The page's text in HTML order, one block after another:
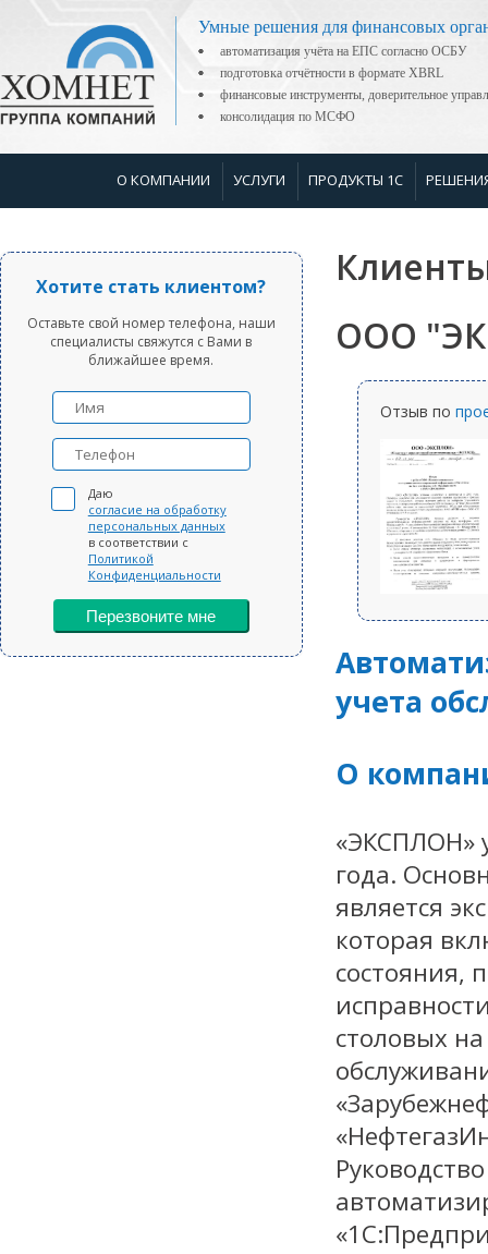
Умные решения для финансовых
автоматизация учёта на ЕПС согласно ОСБУ
подготовка отчётности в формате XBRL
финансовые инструменты, доверительное
консолидация по МСФО
О КОМПАНИИ УСЛУГИ ПРОДУКТЫ 1С
Хотите стать клиентом?
Оставьте свой номер телефона, наши
специалисты свяжутся с Вами в
ближайшее время.
Даю
согласие на обработку
персональных данных
в соответствии с
Политикой
Конфиденциальности
Перезвоните мне
ООО
Отзыв по
учета
О
«ЭКСПЛОН»
года.
является
которая
состояния,
столовых